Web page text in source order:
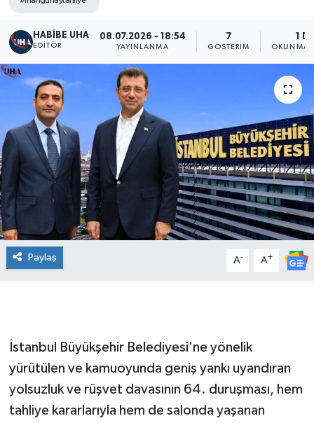
HABİBE UHA
EDITÖR
08.07.2026 - 18:54
YAYINLANMA
7
GÖSTERIM
1
OKUNMA
Paylaş A- A+
İstanbul Büyükşehir Belediyesi'ne yönelik
yürütülen ve kamuoyunda geniş yankı uyandıran
yolsuzluk ve rüşvet davasının 64. duruşması, hem
tahliye kararlarıyla hem de salonda yaşanan